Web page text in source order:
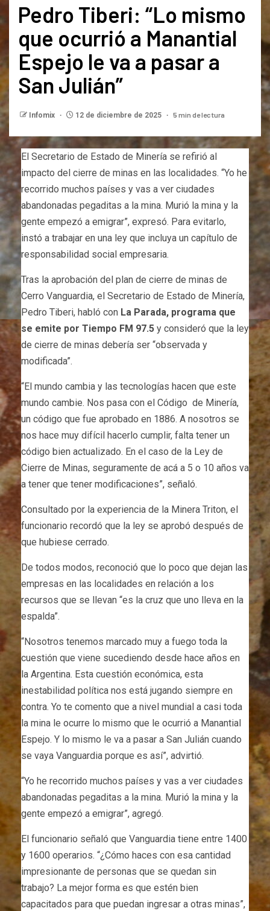
Pedro Tiberi: “Lo mismo
que ocurrió a Manantial
Espejo le va a pasar a
San Julián”
Infomix 12 de diciembre de 2025 5 min de lectura
El Secretario de Estado de Minería se refirió al
impacto del cierre de minas en las localidades. “Yo he
recorrido muchos países y vas a ver ciudades
abandonadas pegaditas a la mina. Murió la mina y la
gente empezó a emigrar”, expresó. Para evitarlo,
instó a trabajar en una ley que incluya un capítulo de
responsabilidad social empresaria.
Tras la aprobación del plan de cierre de minas de
Cerro Vanguardia, el Secretario de Estado de Minería,
Pedro Tiberi, habló con La Parada, programa que
se emite por Tiempo FM 97.5 y consideró que la ley
de cierre de minas debería ser “observada y
modificada”.
“El mundo cambia y las tecnologías hacen que este
mundo cambie. Nos pasa con el Código de Minería,
un código que fue aprobado en 1886. A nosotros se
nos hace muy difícil hacerlo cumplir, falta tener un
código bien actualizado. En el caso de la Ley de
Cierre de Minas, seguramente de acá a 5 o 10 años va
a tener que tener modificaciones”, señaló.
Consultado por la experiencia de la Minera Triton, el
funcionario recordó que la ley se aprobó después de
que hubiese cerrado.
De todos modos, reconoció que lo poco que dejan las
empresas en las localidades en relación a los
recursos que se llevan “es la cruz que uno lleva en la
espalda”.
“Nosotros tenemos marcado muy a fuego toda la
cuestión que viene sucediendo desde hace años en
la Argentina. Esta cuestión económica, esta
inestabilidad política nos está jugando siempre en
contra. Yo te comento que a nivel mundial a casi toda
la mina le ocurre lo mismo que le ocurrió a Manantial
Espejo. Y lo mismo le va a pasar a San Julián cuando
se vaya Vanguardia porque es así”, advirtió.
“Yo he recorrido muchos países y vas a ver ciudades
abandonadas pegaditas a la mina. Murió la mina y la
gente empezó a emigrar”, agregó.
El funcionario señaló que Vanguardia tiene entre 1400
y 1600 operarios. “¿Cómo haces con esa cantidad
impresionante de personas que se quedan sin
trabajo? La mejor forma es que estén bien
capacitados para que puedan ingresar a otras minas”,